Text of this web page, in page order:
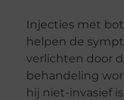
Injecties met
helpen de
verlichten door
behandeling
hij niet-invasief